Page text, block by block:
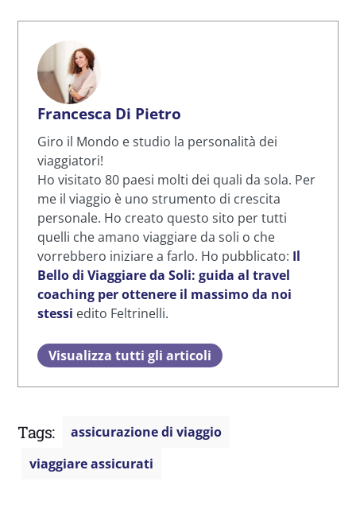
Francesca Di Pietro
Giro il Mondo e studio la personalità dei
viaggiatori!
Ho visitato 80 paesi molti dei quali da sola. Per
me il viaggio è uno strumento di crescita
personale. Ho creato questo sito per tutti
quelli che amano viaggiare da soli o che
vorrebbero iniziare a farlo. Ho pubblicato: Il
Bello di Viaggiare da Soli: guida al travel
coaching per ottenere il massimo da noi
stessi edito Feltrinelli.
Visualizza tutti gli articoli
Tags:
assicurazione di viaggio
viaggiare assicurati